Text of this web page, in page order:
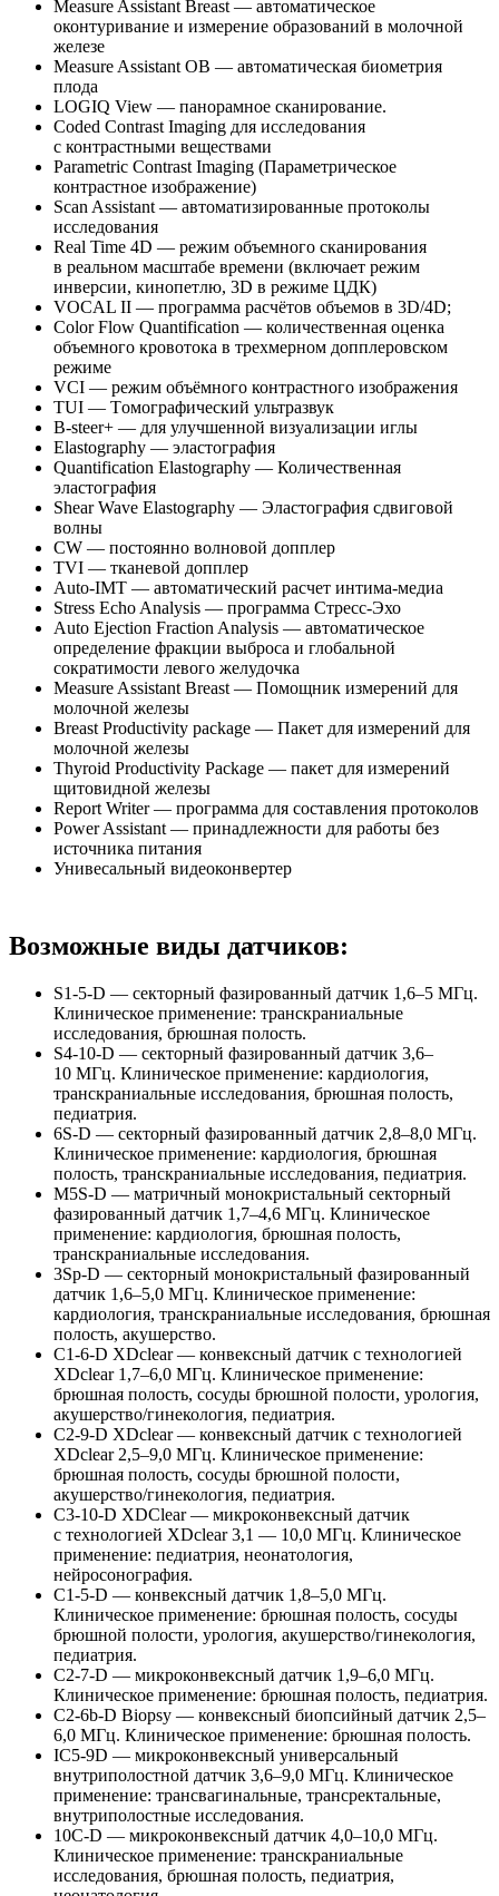
Measure Assistant Breast — автоматическое
оконтуривание и измерение образований в молочной
железе
Measure Assistant OB — автоматическая биометрия
плода
LOGIQ View — панорамное сканирование.
Coded Contrast Imaging для исследования
с контрастными веществами
Parametric Contrast Imaging (Параметрическое
контрастное изображение)
Scan Assistant — автоматизированные протоколы
исследования
Real Time 4D — режим объемного сканирования
в реальном масштабе времени (включает режим
инверсии, кинопетлю, 3D в режиме ЦДК)
VOCAL II — программа расчётов объемов в 3D/4D;
Color Flow Quantification — количественная оценка
объемного кровотока в трехмерном допплеровском
режиме
VCI — режим объёмного контрастного изображения
ТUI — Tомографический ультразвук
B-steer+ — для улучшенной визуализации иглы
Elastography — эластография
Quantification Elastography — Количественная
эластография
Shear Wave Elastography — Эластография сдвиговой
волны
CW — постоянно волновой допплер
TVI — тканевой допплер
Auto-IMT — автоматический расчет интима-медиа
Stress Echo Analysis — программа Стресс-Эхо
Auto Ejection Fraction Analysis — автоматическое
определение фракции выброса и глобальной
сократимости левого желудочка
Measure Assistant Breast — Помощник измерений для
молочной железы
Breast Productivity package — Пакет для измерений для
молочной железы
Thyroid Productivity Package — пакет для измерений
щитовидной железы
Report Writer — программа для составления протоколов
Power Assistant — принадлежности для работы без
источника питания
Унивесальный видеоконвертер
Возможные виды датчиков:
S1-5-D — секторный фазированный датчик 1,6–5 МГц.
Клиническое применение: транскраниальные
исследования, брюшная полость.
S4-10-D — секторный фазированный датчик 3,6–
10 МГц. Клиническое применение: кардиология,
транскраниальные исследования, брюшная полость,
педиатрия.
6S-D — секторный фазированный датчик 2,8–8,0 МГц.
Клиническое применение: кардиология, брюшная
полость, транскраниальные исследования, педиатрия.
M5S-D — матричный монокристальный секторный
фазированный датчик 1,7–4,6 МГц. Клиническое
применение: кардиология, брюшная полость,
транскраниальные исследования.
3Sp-D — секторный монокристальный фазированный
датчик 1,6–5,0 МГц. Клиническое применение:
кардиология, транскраниальные исследования, брюшная
полость, акушерство.
C1-6-D XDclear — конвексный датчик с технологией
XDclear 1,7–6,0 МГц. Клиническое применение:
брюшная полость, сосуды брюшной полости, урология,
акушерство/гинекология, педиатрия.
C2-9-D XDclear — конвексный датчик с технологией
XDclear 2,5–9,0 МГц. Клиническое применение:
брюшная полость, сосуды брюшной полости,
акушерство/гинекология, педиатрия.
C3-10-D XDClear — микроконвексный датчик
с технологией XDclear 3,1 — 10,0 МГц. Клиническое
применение: педиатрия, неонатология,
нейросонография.
C1-5-D — конвексный датчик 1,8–5,0 МГц.
Клиническое применение: брюшная полость, сосуды
брюшной полости, урология, акушерство/гинекология,
педиатрия.
C2-7-D — микроконвексный датчик 1,9–6,0 МГц.
Клиническое применение: брюшная полость, педиатрия.
C2-6b-D Biopsy — конвексный биопсийный датчик 2,5–
6,0 МГц. Клиническое применение: брюшная полость.
IC5-9D — микроконвексный универсальный
внутриполостной датчик 3,6–9,0 МГц. Клиническое
применение: трансвагинальные, трансректальные,
внутриполостные исследования.
10С-D — микроконвексный датчик 4,0–10,0 МГц.
Клиническое применение: транскраниальные
исследования, брюшная полость, педиатрия,